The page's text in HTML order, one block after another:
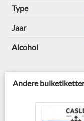
Type
Jaar
Alcohol
Andere